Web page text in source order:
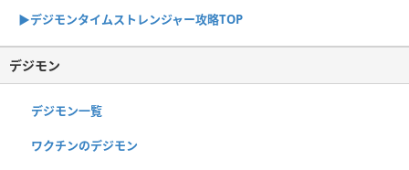
▶︎デジモンタイムストレンジャー攻略TOP
デジモン
デジモン一覧
ワクチンのデジモン